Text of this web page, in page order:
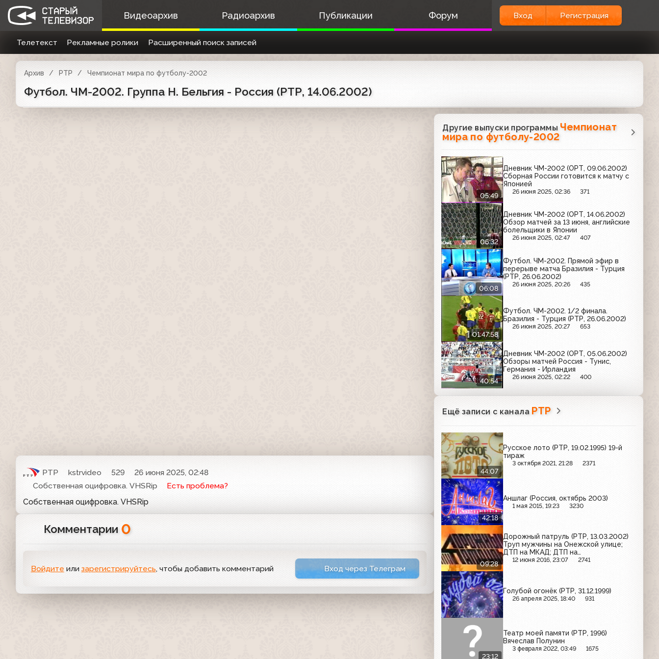
Видеоархив Радиоархив Публикации Форум Вход Регистрация
Телетекст Рекламные ролики Расширенный поиск записей
Архив РТР Чемпионат мира по футболу-2002
Футбол. ЧМ-2002. Группа H. Бельгия - Россия (РТР, 14.06.2002)
РТР kstrvideo 529
26 июня 2025, 02:48
Собственная оцифровка. VHSRip
Есть проблема?
Собственная оцифровка. VHSRip
Комментарии 0
Войдите или зарегистрируйтесь, чтобы добавить комментарий Вход через Телеграм
Другие выпуски программы Чемпионат
мира по футболу-2002
05:49
Дневник ЧМ-2002 (ОРТ, 09.06.2002)
Сборная России готовится к матчу с
Японией
26 июня 2025, 02:36 371
06:32
Дневник ЧМ-2002 (ОРТ, 14.06.2002)
Обзор матчей за 13 июня, английские
болельщики в Японии
26 июня 2025, 02:47 407
06:08
Футбол. ЧМ-2002. Прямой эфир в
перерыве матча Бразилия - Турция
(РТР, 26.06.2002)
26 июня 2025, 20:26 435
01:47:58
Футбол. ЧМ-2002. 1/2 финала.
Бразилия - Турция (РТР, 26.06.2002)
26 июня 2025, 20:27 653
40:54
Дневник ЧМ-2002 (ОРТ, 05.06.2002)
Обзоры матчей Россия - Тунис,
Германия - Ирландия
26 июня 2025, 02:22 400
Ещё записи с канала РТР
44:07
Русское лото (РТР, 19.02.1995) 19-й
тираж
3 октября 2021, 21:28 2371
42:18
Аншлаг (Россия, октябрь 2003)
1 мая 2015, 19:23 3230
09:28
Дорожный патруль (РТР, 13.03.2002)
Труп мужчины на Онежской улице;
ДТП на МКАД; ДТП на
Маломосковской улице
12 июня 2016, 23:07 2741
Голубой огонёк (РТР, 31.12.1999)
26 апреля 2025, 18:40 931
23:12
Театр моей памяти (РТР, 1996)
Вячеслав Полунин
3 февраля 2022, 03:49 1675